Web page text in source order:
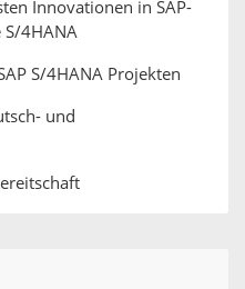
Innovationen in SAP-
4HANA
S/4HANA Projekten
und